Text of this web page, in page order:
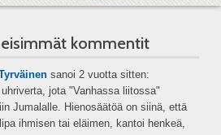
kommentit
sanoi 2 vuotta sitten:
uhriverta, jota "Vanhassa liitossa"
Jumalalle. Hienosäätöä on siinä, että
ihmisen tai eläimen, kantoi henkeä,